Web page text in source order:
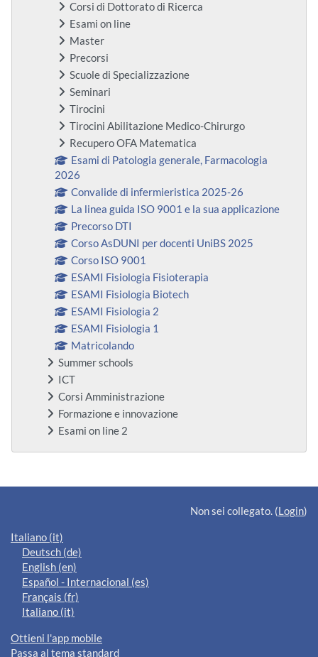
Corsi di Dottorato di Ricerca
Esami on line
Master
Precorsi
Scuole di Specializzazione
Seminari
Tirocini
Tirocini Abilitazione Medico-Chirurgo
Recupero OFA Matematica
Esami di Patologia generale, Farmacologia
2026
Convalide di infermieristica 2025-26
La linea guida ISO 9001 e la sua applicazione
Precorso DTI
Corso AsDUNI per docenti UniBS 2025
Corso ISO 9001
ESAMI Fisiologia Fisioterapia
ESAMI Fisiologia Biotech
ESAMI Fisiologia 2
ESAMI Fisiologia 1
Matricolando
Summer schools
ICT
Corsi Amministrazione
Formazione e innovazione
Esami on line 2
Blocchi supplementari
Non sei collegato. (Login)
Italiano ‎(it)‎
Deutsch ‎(de)‎
English ‎(en)‎
Español - Internacional ‎(es)‎
Français ‎(fr)‎
Italiano ‎(it)‎
Ottieni l'app mobile
Passa al tema standard